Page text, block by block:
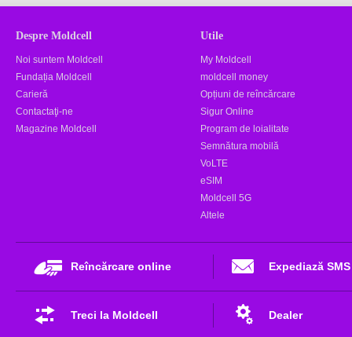
Despre Moldcell
Noi suntem Moldcell
Fundația Moldcell
Carieră
Contactaţi-ne
Magazine Moldcell
Utile
My Moldcell
moldcell money
Opțiuni de reîncărcare
Sigur Online
Program de loialitate
Semnătura mobilă
VoLTE
eSIM
Moldcell 5G
Altele
Reîncărcare online Expediază SMS
Treci la Moldcell Dealer